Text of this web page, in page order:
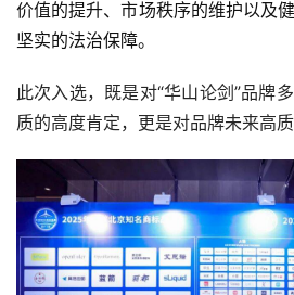
价值的提升、市场秩序的维护以及
坚实的法治保障。
此次入选，既是对“华山论剑”品牌
质的高度肯定，更是对品牌未来高